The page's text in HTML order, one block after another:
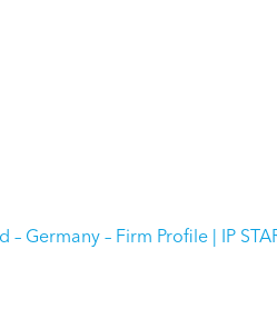
– Germany – Firm Profile | IP